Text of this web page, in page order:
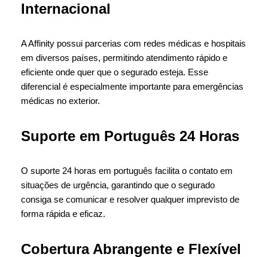
Internacional
A Affinity possui parcerias com redes médicas e hospitais
em diversos países, permitindo atendimento rápido e
eficiente onde quer que o segurado esteja. Esse
diferencial é especialmente importante para emergências
médicas no exterior.
Suporte em Português 24 Horas
O suporte 24 horas em português facilita o contato em
situações de urgência, garantindo que o segurado
consiga se comunicar e resolver qualquer imprevisto de
forma rápida e eficaz.
Cobertura Abrangente e Flexível